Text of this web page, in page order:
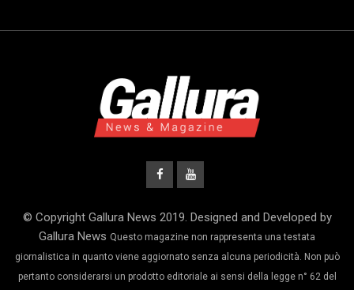
© Copyright Gallura News 2019. Designed and Developed by
Gallura News Questo magazine non rappresenta una testata
giornalistica in quanto viene aggiornato senza alcuna periodicità. Non può
pertanto considerarsi un prodotto editoriale ai sensi della legge n° 62 del